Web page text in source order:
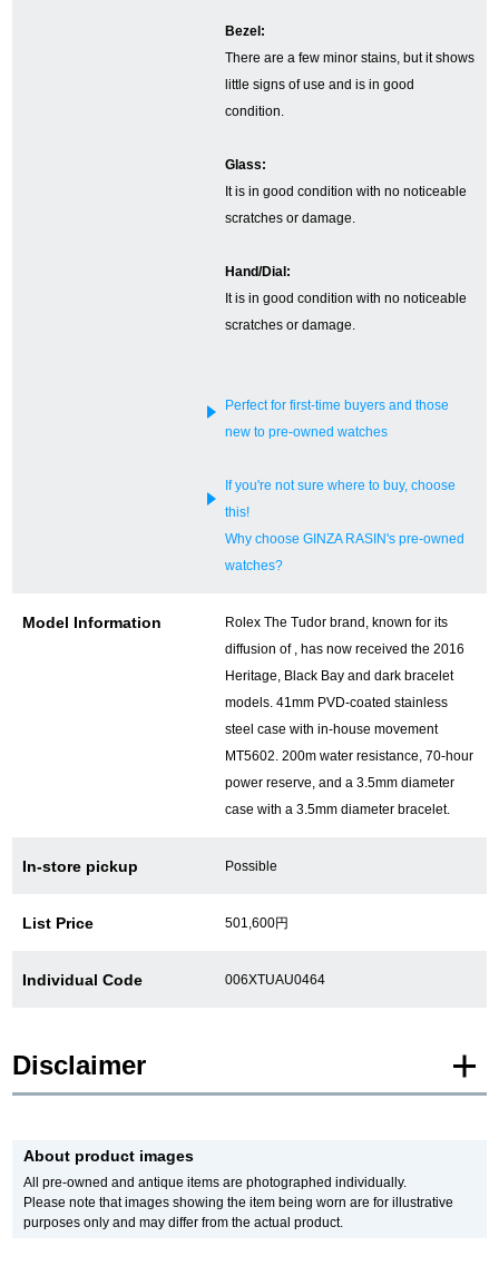
GINZA RASINの中古腕時計について
店舗情報
銀座本店
GINZA RASIN公式ブログ
買取ブログ
SNS・動画
For Overseas Customers
English 简体中文
About product images
All pre-owned and antique items are photographed individually.
Please note that images showing the item being worn are for illustrative
purposes only and may differ from the actual product.
Bezel:
There are a few minor stains, but it shows
little signs of use and is in good
condition.
Glass:
It is in good condition with no noticeable
scratches or damage.
Hand/Dial:
It is in good condition with no noticeable
scratches or damage.
Perfect for first-time buyers and those
new to pre-owned watches
If you're not sure where to buy, choose
this!
Why choose GINZA RASIN's pre-owned
watches?
Model Information
Rolex The Tudor brand, known for its
diffusion of , has now received the 2016
Heritage, Black Bay and dark bracelet
models. 41mm PVD-coated stainless
steel case with in-house movement
MT5602. 200m water resistance, 70-hour
power reserve, and a 3.5mm diameter
case with a 3.5mm diameter bracelet.
In-store pickup Possible
List Price 501,600円
Individual Code 006XTUAU0464
Disclaimer
Please note that there are individual differences in the presence or absence of
manufacturer protective seals.
In addition, there may be minor changes made by the manufacturer, but please
note that we will sell it with the specifications of the stock product.
In addition, Used and antique items are photographed of the actual product.